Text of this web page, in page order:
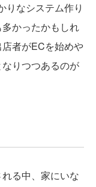
なシステム作り
かったかもしれ
者がECを始めや
りつつあるのが
る中、家にいな